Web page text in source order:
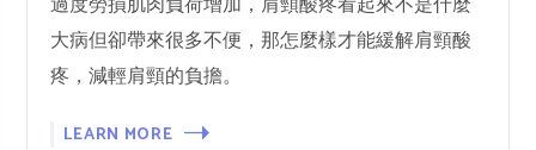
大病但卻帶來很多不便，那怎麼樣才能緩解肩頸酸
疼，減輕肩頸的負擔。
LEARN MORE